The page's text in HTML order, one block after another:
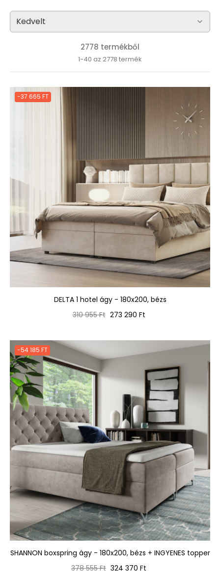
2778 termékből
1-40 az 2778 termék
-37 665 FT
DELTA 1 hotel ágy - 180x200, bézs
Normál
310 955 Ft Ár
273 290 Ft
-54 185 FT
SHANNON boxspring ágy - 180x200, bézs + INGYENES topper
Normál
378 555 Ft Ár
324 370 Ft